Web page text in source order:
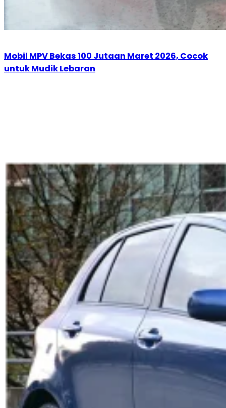
Mobil MPV Bekas 100 Jutaan Maret 2026, Cocok
untuk Mudik Lebaran